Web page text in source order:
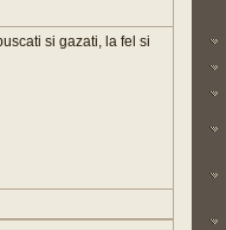
si gazati, la fel si